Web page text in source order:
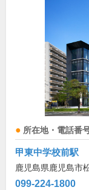
所在地・電話番
甲東中学校前駅
鹿児島県鹿児島市
099-224-1800